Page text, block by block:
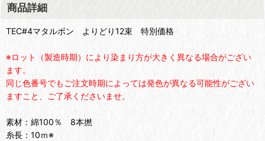
商品詳細
TEC#4マタルボン よりどり12束 特別価格
※ロット（製造時期）により染まり方が大きく異なる場合がござい
ます。
同じ色番号でもご注文時期によっては発色が異なる可能性がござい
ますこと、ご了承くださいませ。
素材：綿100％ 8本撚
糸長：10ｍ※